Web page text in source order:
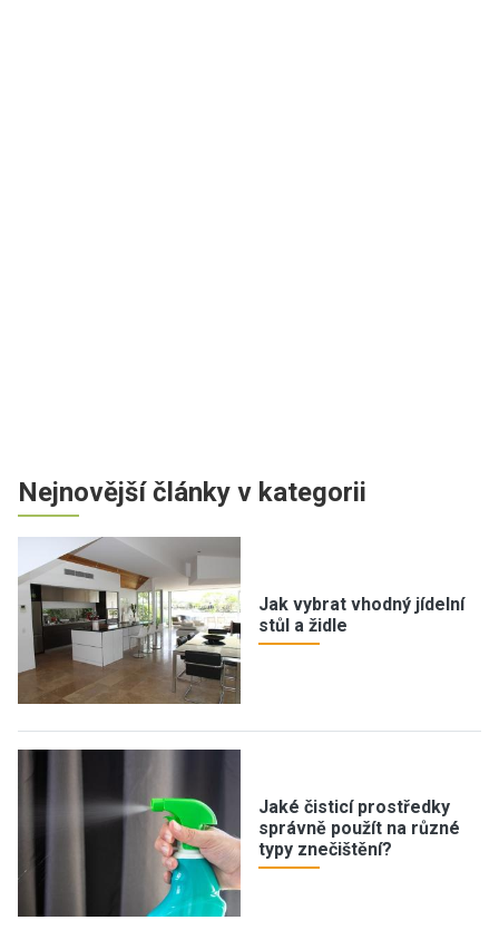
Nejnovější články v kategorii
Jak vybrat vhodný jídelní
stůl a židle
Jaké čisticí prostředky
správně použít na různé
typy znečištění?